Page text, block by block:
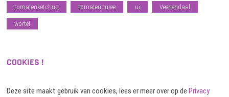
tomatenketchup tomatenpuree ui Veenendaal
wortel
COOKIES !
Deze site maakt gebruik van cookies, lees er meer over op de Privacy